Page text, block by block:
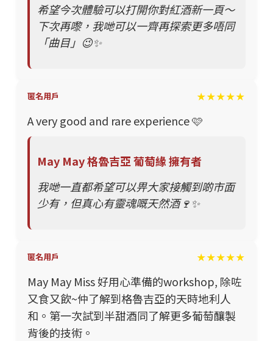
希望今次體驗可以打開你對紅酒新一頁～
下次再嚟，我哋可以一齊再探索更多唔同
「曲目」😉✨
匿名用戶 ★★★★★
A very good and rare experience 🩷
May May 格魯吉亞 葡萄緣 擁有者
我哋一直都希望可以畀大家接觸到啲市面
少有，但真心有靈魂嘅天然酒🍷✨
匿名用戶 ★★★★★
May May Miss 好用心準備的workshop, 除咗
又食又飲~仲了解到格魯吉亞的天時地利人
和。第一次試到半甜酒同了解更多葡萄釀製
背後的技術。